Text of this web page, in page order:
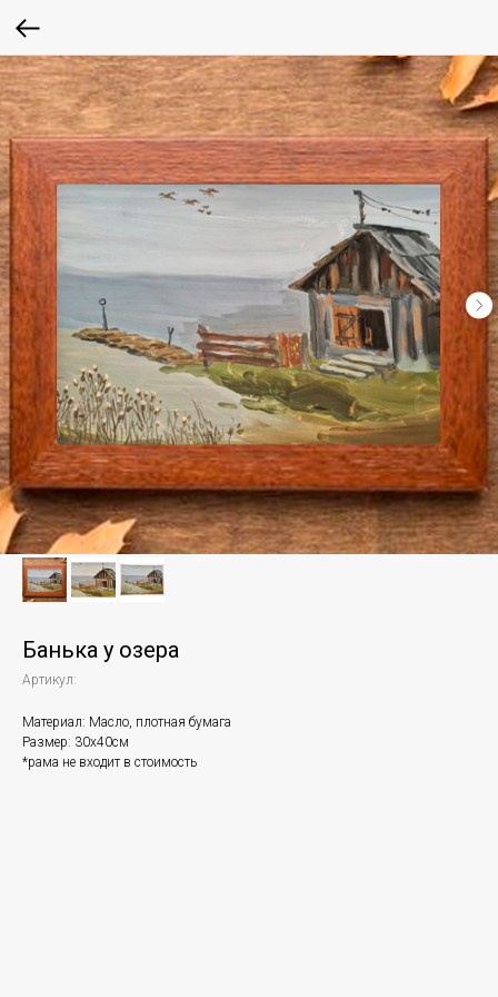
Банька у озера
Артикул:
Материал: Масло, плотная бумага
Размер: 30х40см
*рама не входит в стоимость